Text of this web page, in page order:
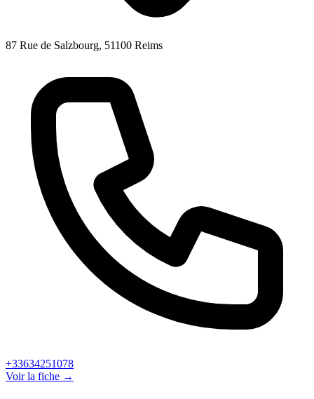
87 Rue de Salzbourg, 51100 Reims
+33634251078
Voir la fiche →